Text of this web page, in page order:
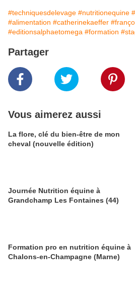
#techniquesdelevage #nutritionequine
#alimentation #catherinekaeffer
#editionsalphaetomega #formation
Partager
Vous aimerez aussi
La flore, clé du bien-être de mon
cheval (nouvelle édition)
Journée Nutrition équine à
Grandchamp Les Fontaines (44)
Formation pro en nutrition équine à
Chalons-en-Champagne (Marne)